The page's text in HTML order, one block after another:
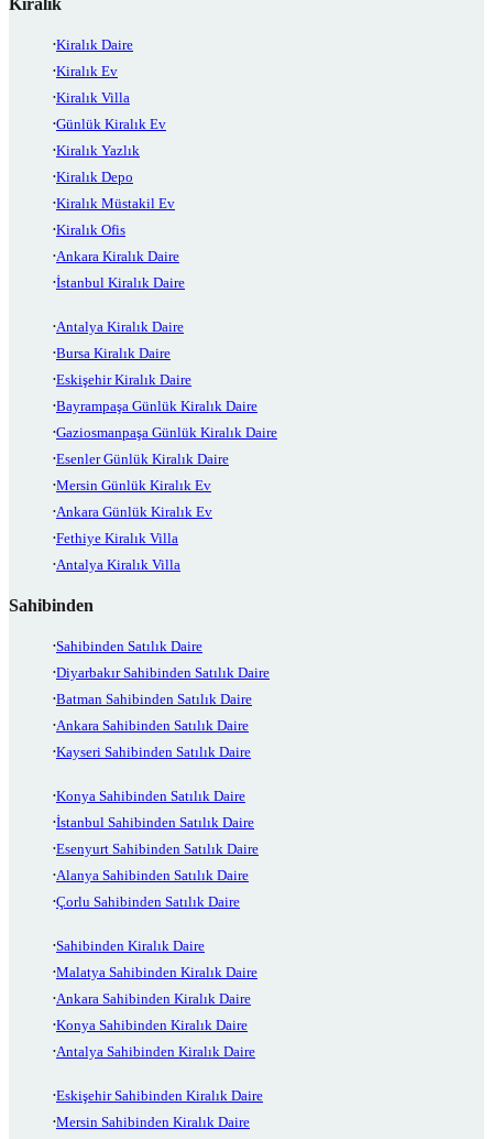
Kiralık
Kiralık Daire
Kiralık Ev
Kiralık Villa
Günlük Kiralık Ev
Kiralık Yazlık
Kiralık Depo
Kiralık Müstakil Ev
Kiralık Ofis
Ankara Kiralık Daire
İstanbul Kiralık Daire
Antalya Kiralık Daire
Bursa Kiralık Daire
Eskişehir Kiralık Daire
Bayrampaşa Günlük Kiralık Daire
Gaziosmanpaşa Günlük Kiralık Daire
Esenler Günlük Kiralık Daire
Mersin Günlük Kiralık Ev
Ankara Günlük Kiralık Ev
Fethiye Kiralık Villa
Antalya Kiralık Villa
Sahibinden
Sahibinden Satılık Daire
Diyarbakır Sahibinden Satılık Daire
Batman Sahibinden Satılık Daire
Ankara Sahibinden Satılık Daire
Kayseri Sahibinden Satılık Daire
Konya Sahibinden Satılık Daire
İstanbul Sahibinden Satılık Daire
Esenyurt Sahibinden Satılık Daire
Alanya Sahibinden Satılık Daire
Çorlu Sahibinden Satılık Daire
Sahibinden Kiralık Daire
Malatya Sahibinden Kiralık Daire
Ankara Sahibinden Kiralık Daire
Konya Sahibinden Kiralık Daire
Antalya Sahibinden Kiralık Daire
Eskişehir Sahibinden Kiralık Daire
Mersin Sahibinden Kiralık Daire